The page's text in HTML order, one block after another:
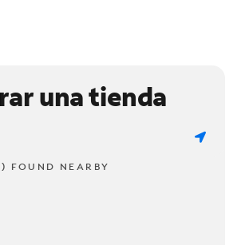
una tienda
FOUND NEARBY